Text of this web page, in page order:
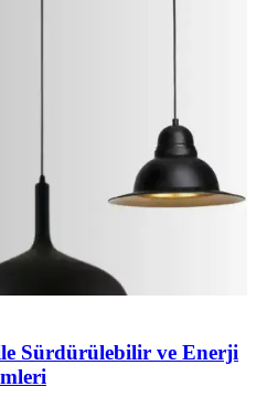
Sürdürülebilir ve Enerji